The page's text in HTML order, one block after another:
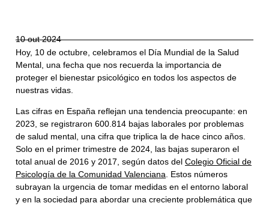
10 out 2024
Hoy, 10 de octubre, celebramos el Día Mundial de la Salud
Mental, una fecha que nos recuerda la importancia de
proteger el bienestar psicológico en todos los aspectos de
nuestras vidas.
Las cifras en España reflejan una tendencia preocupante: en
2023, se registraron 600.814 bajas laborales por problemas
de salud mental, una cifra que triplica la de hace cinco años.
Solo en el primer trimestre de 2024, las bajas superaron el
total anual de 2016 y 2017, según datos del Colegio Oficial de
Psicología de la Comunidad Valenciana. Estos números
subrayan la urgencia de tomar medidas en el entorno laboral
y en la sociedad para abordar una creciente problemática que